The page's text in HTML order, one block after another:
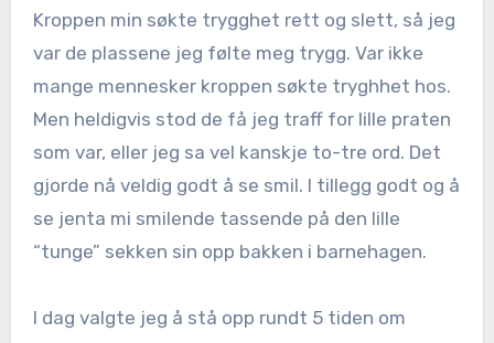
Kroppen min søkte trygghet rett og slett, så jeg
var de plassene jeg følte meg trygg. Var ikke
mange mennesker kroppen søkte tryghhet hos.
Men heldigvis stod de få jeg traff for lille praten
som var, eller jeg sa vel kanskje to-tre ord. Det
gjorde nå veldig godt å se smil. I tillegg godt og å
se jenta mi smilende tassende på den lille
“tunge” sekken sin opp bakken i barnehagen.
I dag valgte jeg å stå opp rundt 5 tiden om